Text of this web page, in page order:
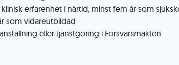
klinisk erfarenhet i närtid, minst fem år som
som vidareutbildad
eller tjänstgöring i Försvarsmakten